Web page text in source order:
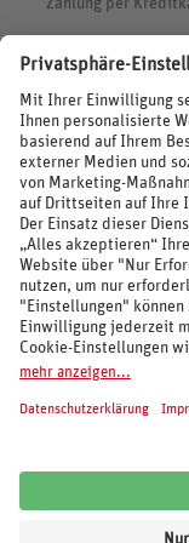
Zahlung per
BEWERTUNGEN
SOCIAL MEDIA
Impressum